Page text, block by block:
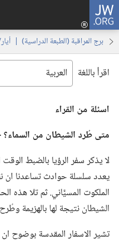
JW.ORG
برج المراقبة (‏الطبعة الدراسية)‏ | ‏‎أيار/مايو‏ ‏‎٢٠٠٩‏
اقرأ باللغة
اسئلة من القراء
متى طُرد الشيطان من
لا يذكر سفر الرؤيا بالضبط
يعدد سلسلة حوادث تساعدنا ان
الملكوت المسيَّاني.‏ ثم تلا هذه
الشيطان نتيجة لها بالهزيمة